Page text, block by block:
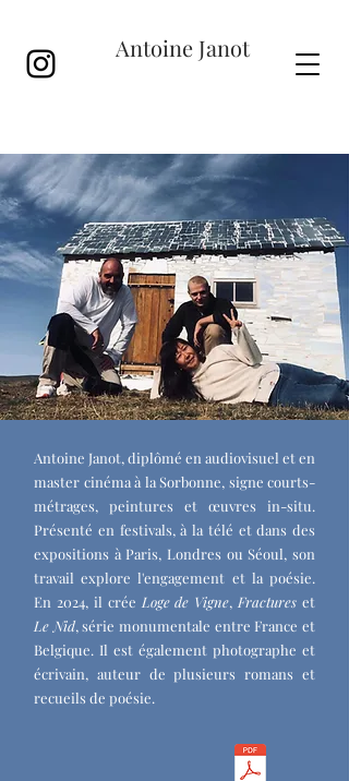
Antoine Janot
Antoine Janot, diplômé en audiovisuel et en
master cinéma à la Sorbonne, signe courts-
métrages, peintures et œuvres in-situ.
Présenté en festivals, à la télé et dans des
expositions à Paris, Londres ou Séoul, son
travail explore l'engagement et la poésie.
En 2024, il crée Loge de Vigne, Fractures et
Le Nid, série monumentale entre France et
Belgique. Il est également photographe et
écrivain, auteur de plusieurs romans et
recueils de poésie.